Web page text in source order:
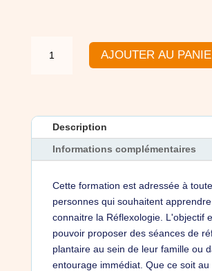
réflexologie
plantaire
Agréée
FFMBE
AJOUTER AU
Description
Informations complémentaires
Cette formation est adressée à
personnes qui souhaitent
connaitre la Réflexologie. L'objectif
pouvoir proposer des séances de
plantaire au sein de leur famille ou
entourage immédiat. Que ce soit au